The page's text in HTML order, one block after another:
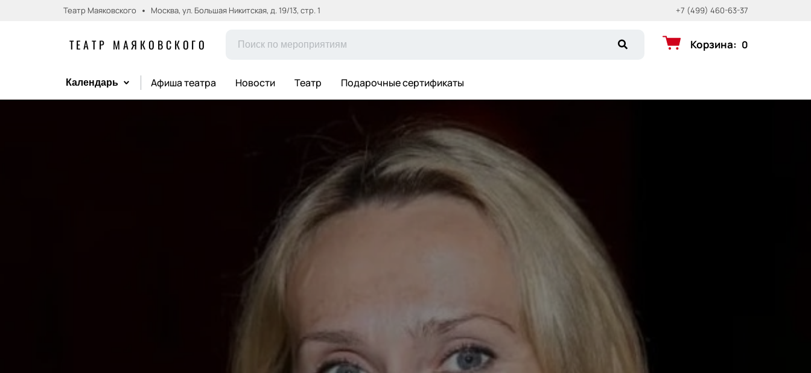
Театр Маяковского Москва, ул. Большая Никитская, д. 19/13, стр. 1 +7 (499) 460-63-37
ТЕАТР МАЯКОВСКОГО Корзина: 0
Календарь Афиша театра Новости Театр Подарочные сертификаты